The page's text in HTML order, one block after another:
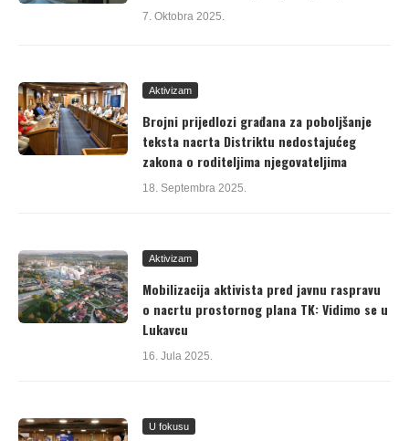
7. Oktobra 2025.
Aktivizam
Brojni prijedlozi građana za poboljšanje
teksta nacrta Distriktu nedostajućeg
zakona o roditeljima njegovateljima
18. Septembra 2025.
Aktivizam
Mobilizacija aktivista pred javnu raspravu
o nacrtu prostornog plana TK: Vidimo se u
Lukavcu
16. Jula 2025.
U fokusu